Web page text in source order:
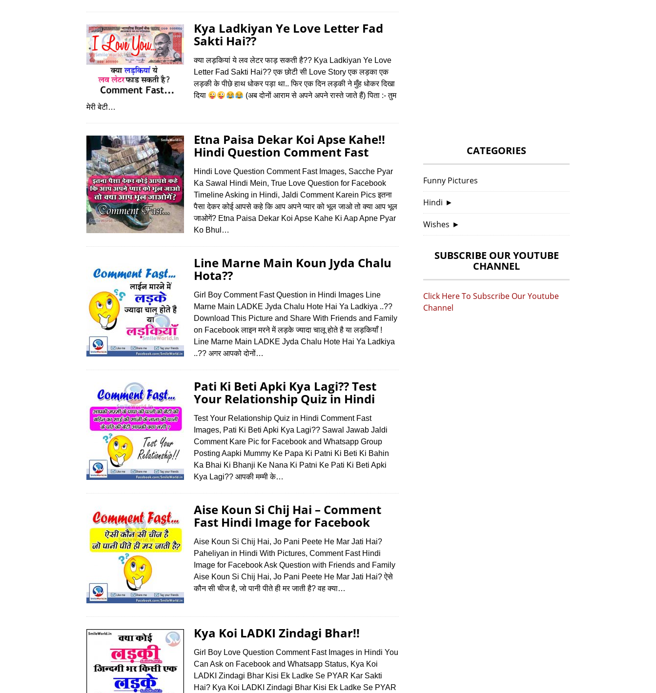
Kya Ladkiyan Ye Love Letter Fad
Sakti Hai??
क्या लड़कियां ये लव लेटर फाड़ सकती है?? Kya Ladkiyan Ye Love
Letter Fad Sakti Hai?? एक छोटी सी Love Story एक लड़का एक
लड़की के पीछे हाथ धोकर पड़ा था.. फिर एक दिन लड़की ने मुँह धोकर दिखा
दिया
(अब दोनों आराम से अपने अपने रास्ते जाते हैं) पिता :- तुम
मेरी बेटी…
Etna Paisa Dekar Koi Apse Kahe!!
Hindi Question Comment Fast
Hindi Love Question Comment Fast Images, Sacche Pyar
Ka Sawal Hindi Mein, True Love Question for Facebook
Timeline Asking in Hindi, Jaldi Comment Karein Pics इतना
पैसा देकर कोई आपसे कहे कि आप अपने प्यार को भूल जाओ तो क्या आप भूल
जाओगें? Etna Paisa Dekar Koi Apse Kahe Ki Aap Apne Pyar
Ko Bhul…
Line Marne Main Koun Jyda Chalu
Hota??
Girl Boy Comment Fast Question in Hindi Images Line
Marne Main LADKE Jyda Chalu Hote Hai Ya Ladkiya ..??
Download This Picture and Share With Friends and Family
on Facebook लाइन मरने में लड़के ज्यादा चालू होते है या लड़कियाँ !
Line Marne Main LADKE Jyda Chalu Hote Hai Ya Ladkiya
..?? अगर आपको दोनों…
Pati Ki Beti Apki Kya Lagi?? Test
Your Relationship Quiz in Hindi
Test Your Relationship Quiz in Hindi Comment Fast
Images, Pati Ki Beti Apki Kya Lagi?? Sawal Jawab Jaldi
Comment Kare Pic for Facebook and Whatsapp Group
Posting Aapki Mummy Ke Papa Ki Patni Ki Beti Ki Bahin
Ka Bhai Ki Bhanji Ke Nana Ki Patni Ke Pati Ki Beti Apki
Kya Lagi?? आपकी मम्मी के…
Aise Koun Si Chij Hai – Comment
Fast Hindi Image for Facebook
Aise Koun Si Chij Hai, Jo Pani Peete He Mar Jati Hai?
Paheliyan in Hindi With Pictures, Comment Fast Hindi
Image for Facebook Ask Question with Friends and Family
Aise Koun Si Chij Hai, Jo Pani Peete He Mar Jati Hai? ऐसे
कौन सी चीज है, जो पानी पीते ही मर जाती है? वह क्या…
Kya Koi LADKI Zindagi Bhar!!
Girl Boy Love Question Comment Fast Images in Hindi You
Can Ask on Facebook and Whatsapp Status, Kya Koi
LADKI Zindagi Bhar Kisi Ek Ladke Se PYAR Kar Sakti
Hai? Kya Koi LADKI Zindagi Bhar Kisi Ek Ladke Se PYAR
CATEGORIES
Funny Pictures
Hindi ►
Wishes ►
SUBSCRIBE OUR YOUTUBE
CHANNEL
Click Here To Subscribe Our Youtube
Channel